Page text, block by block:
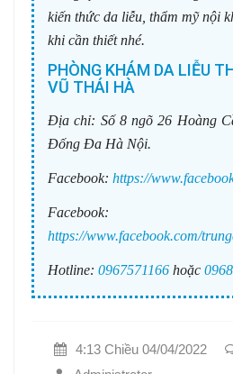
kiến thức da liễu, thẩm mỹ nội
khi cần thiết nhé.
PHÒNG KHÁM DA LIỄU
VŨ THÁI HÀ
Địa chỉ: Số 8 ngõ 26 Hoàng
Đống Đa Hà Nội.
Facebook: https://
Facebook:
https://www.facebook.com/
Hotline: 0967571166 hoặc
4:13 Chiều 04/04/2022